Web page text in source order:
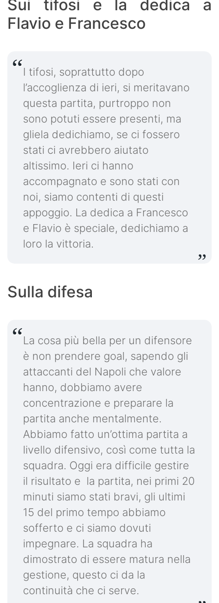
Sui tifosi e la dedica a
Flavio e Francesco
I tifosi, soprattutto dopo
l’accoglienza di ieri, si meritavano
questa partita, purtroppo non
sono potuti essere presenti, ma
gliela dedichiamo, se ci fossero
stati ci avrebbero aiutato
altissimo. Ieri ci hanno
accompagnato e sono stati con
noi, siamo contenti di questi
appoggio. La dedica a Francesco
e Flavio è speciale, dedichiamo a
loro la vittoria.
Sulla difesa
La cosa più bella per un difensore
è non prendere goal, sapendo gli
attaccanti del Napoli che valore
hanno, dobbiamo avere
concentrazione e preparare la
partita anche mentalmente.
Abbiamo fatto un’ottima partita a
livello difensivo, così come tutta la
squadra. Oggi era difficile gestire
il risultato e la partita, nei primi 20
minuti siamo stati bravi, gli ultimi
15 del primo tempo abbiamo
sofferto e ci siamo dovuti
impegnare. La squadra ha
dimostrato di essere matura nella
gestione, questo ci da la
continuità che ci serve.